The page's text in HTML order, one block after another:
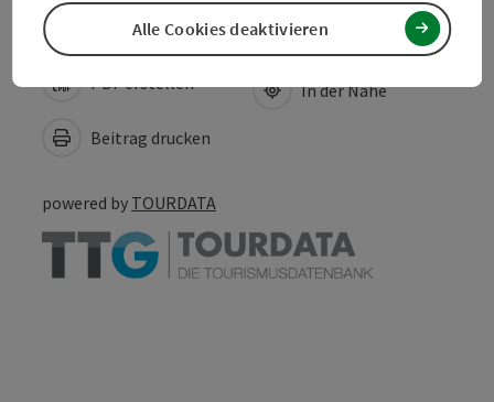
PDF erstellen
Beitrag drucken
In der Nähe
powered by TOURDATA
Alle Cookies deaktivieren